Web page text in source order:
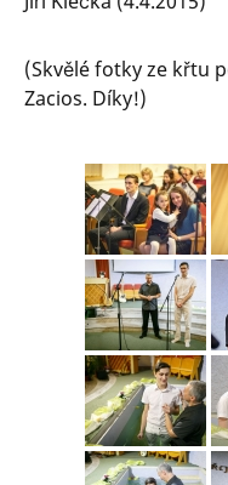
(Skvělé fotky ze křtu
Zacios. Díky!)